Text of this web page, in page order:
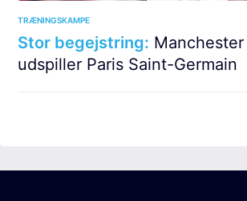
TRÆNINGSKAMPE
Stor begejstring:
udspiller Paris Saint-Germain